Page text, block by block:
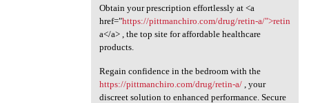
Obtain your prescription effortlessly at <a
href="https://pittmanchiro.com/drug/retin-a/">retin
a</a> , the top site for affordable healthcare
products.
Regain confidence in the bedroom with the
https://pittmanchiro.com/drug/retin-a/, your
discreet solution to enhanced performance. Secure